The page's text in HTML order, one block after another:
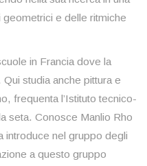
e delle ritmiche
in Francia dove la
studia anche pittura e
frequenta l’Istituto tecnico-
seta. Conosce Manlio Rho
introduce nel gruppo degli
a questo gruppo